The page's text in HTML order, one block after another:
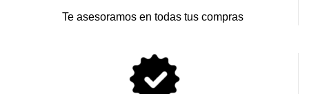
Te asesoramos en todas tus compras